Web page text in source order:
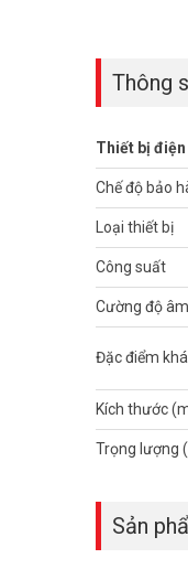
Loa âm
hiện nay.
Đặc
Với kích
gây hỏng
Thông
Thiết bị
Chế độ bảo
Loại thiết bị
Công suất
Cường độ
Đặc điểm
Kích thước
Trọng lượng
Sản